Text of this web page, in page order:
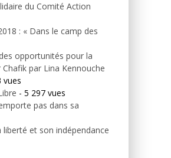
du Comité Action
: « Dans le camp des
opportunités pour la
par Lina Kennouche
vues
- 5 297 vues
pas dans sa
et son indépendance